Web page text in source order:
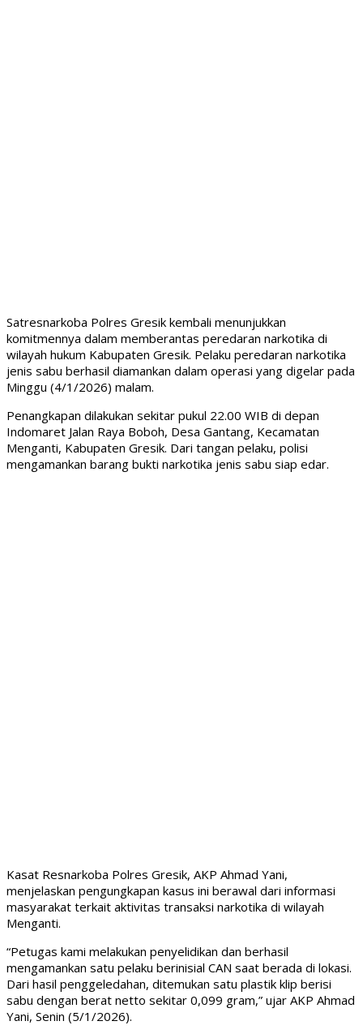
Satresnarkoba Polres Gresik kembali menunjukkan
komitmennya dalam memberantas peredaran narkotika di
wilayah hukum Kabupaten Gresik. Pelaku peredaran narkotika
jenis sabu berhasil diamankan dalam operasi yang digelar pada
Minggu (4/1/2026) malam.
Penangkapan dilakukan sekitar pukul 22.00 WIB di depan
Indomaret Jalan Raya Boboh, Desa Gantang, Kecamatan
Menganti, Kabupaten Gresik. Dari tangan pelaku, polisi
mengamankan barang bukti narkotika jenis sabu siap edar.
Kasat Resnarkoba Polres Gresik, AKP Ahmad Yani,
menjelaskan pengungkapan kasus ini berawal dari informasi
masyarakat terkait aktivitas transaksi narkotika di wilayah
Menganti.
“Petugas kami melakukan penyelidikan dan berhasil
mengamankan satu pelaku berinisial CAN saat berada di lokasi.
Dari hasil penggeledahan, ditemukan satu plastik klip berisi
sabu dengan berat netto sekitar 0,099 gram,” ujar AKP Ahmad
Yani, Senin (5/1/2026).